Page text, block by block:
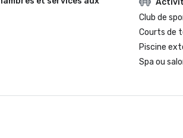
Club de
Courts de
Piscine
Spa ou